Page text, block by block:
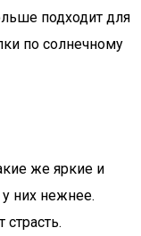
подходит для
по солнечному
же яркие и
них нежнее.